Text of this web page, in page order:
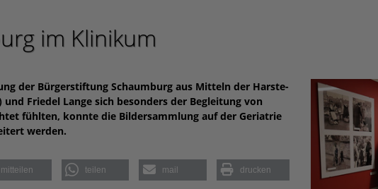
im Klinikum
der Bürgerstiftung Schaumburg aus Mitteln der Harste-
Friedel Lange sich besonders der Begleitung von
fühlten, konnte die Bildersammlung auf der Geriatrie
werden.
mitteilen teilen mail drucken